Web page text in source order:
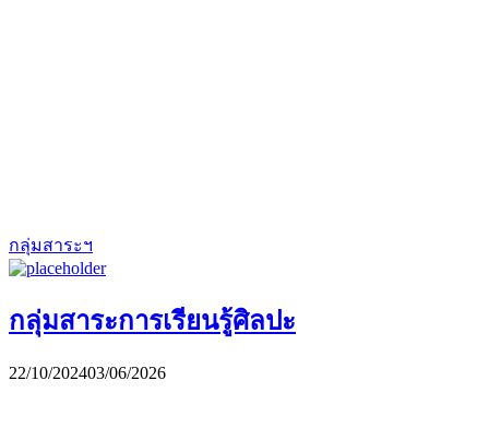
กลุ่มสาระฯ
กลุ่มสาระการเรียนรู้ศิลปะ
22/10/202403/06/2026